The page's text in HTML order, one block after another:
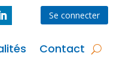
Se connecter
Contact